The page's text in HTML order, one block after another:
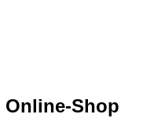
Online-Shop